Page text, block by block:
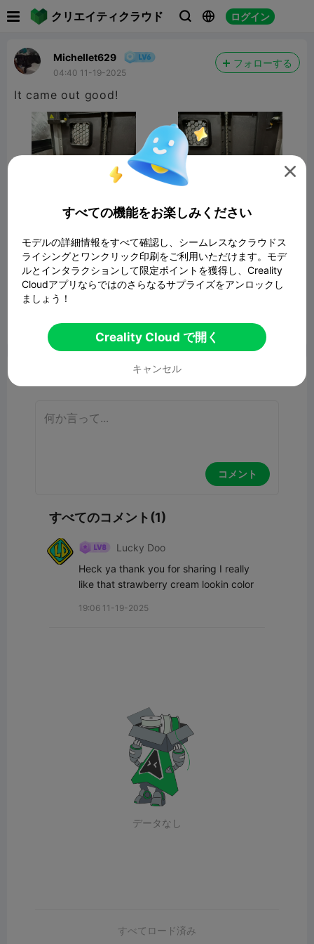
クリエイティクラウド   ログイン
Michellet629
04:40 11-19-2025
フォローする
It came out good!
Mario’s adventure benchy
13.68MB
7  1
コメント
すべてのコメント(1)
Lucky Doo
Heck ya thank you for sharing I really
like that strawberry cream lookin color
19:06 11-19-2025
データなし
すべてロード済み

すべての機能をお楽しみください
モデルの詳細情報をすべて確認し、シームレスなクラウドス
ライシングとワンクリック印刷をご利用いただけます。モデ
ルとインタラクションして限定ポイントを獲得し、Creality
Cloudアプリならではのさらなるサプライズをアンロックし
ましょう！
Creality Cloud で開く
キャンセル